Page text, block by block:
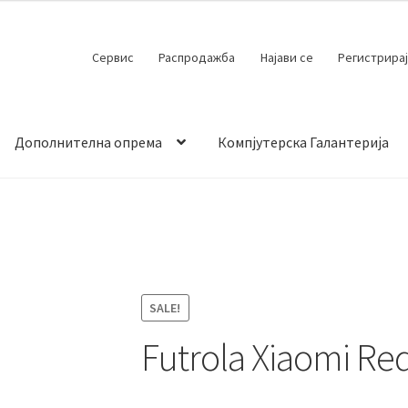
Сервис Распродажба Најави се
Дополнителна опрема Компјутерска Галантерија
SALE!
Futrola Xiaomi